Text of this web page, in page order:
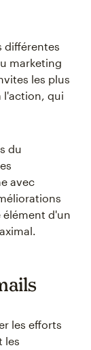
différentes
marketing
les plus
l'action, qui
du
avec
d'un
les efforts
les